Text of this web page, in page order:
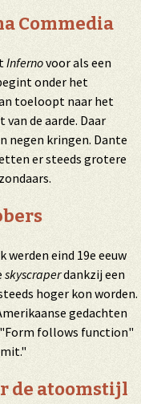
Commedia
Infernovoor als een
onder het
toeloopt naar het
de aarde. Daar
negen kringen. Dante
er steeds grotere
werden eind 19e eeuw
skyscraperdankzij een
hoger kon worden.
gedachten
follows function"
de atoomstijl